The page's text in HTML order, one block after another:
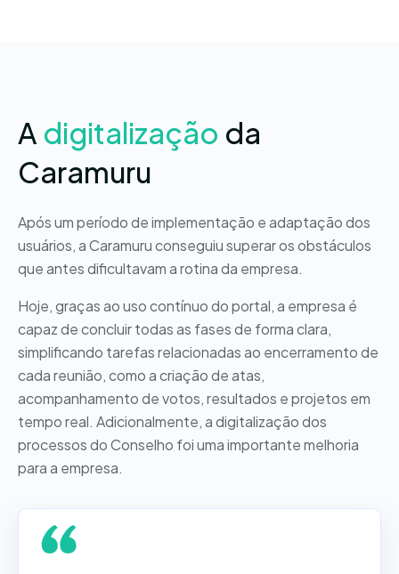
A digitalização da
Caramuru
Após um período de implementação e adaptação dos
usuários, a Caramuru conseguiu superar os obstáculos
que antes dificultavam a rotina da empresa.
Hoje, graças ao uso contínuo do portal, a empresa é
capaz de concluir todas as fases de forma clara,
simplificando tarefas relacionadas ao encerramento de
cada reunião, como a criação de atas,
acompanhamento de votos, resultados e projetos em
tempo real. Adicionalmente, a digitalização dos
processos do Conselho foi uma importante melhoria
para a empresa.